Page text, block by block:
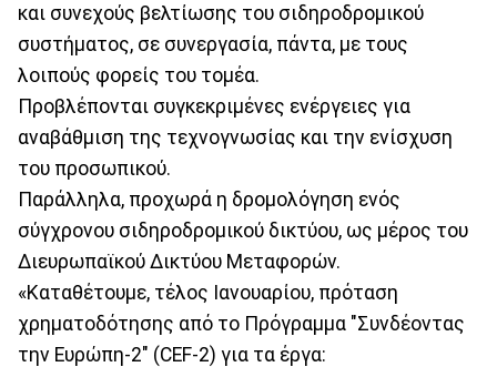
και συνεχούς βελτίωσης του σιδηροδρομικού
συστήματος, σε συνεργασία, πάντα, με τους
λοιπούς φορείς του τομέα.
Προβλέπονται συγκεκριμένες ενέργειες για
αναβάθμιση της τεχνογνωσίας και την ενίσχυση
του προσωπικού.
Παράλληλα, προχωρά η δρομολόγηση ενός
σύγχρονου σιδηροδρομικού δικτύου, ως μέρος του
Διευρωπαϊκού Δικτύου Μεταφορών.
«Καταθέτουμε, τέλος Ιανουαρίου, πρόταση
χρηματοδότησης από το Πρόγραμμα "Συνδέοντας
την Ευρώπη-2" (CEF-2) για τα έργα: